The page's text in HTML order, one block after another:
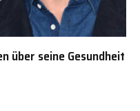
über seine Gesundheit